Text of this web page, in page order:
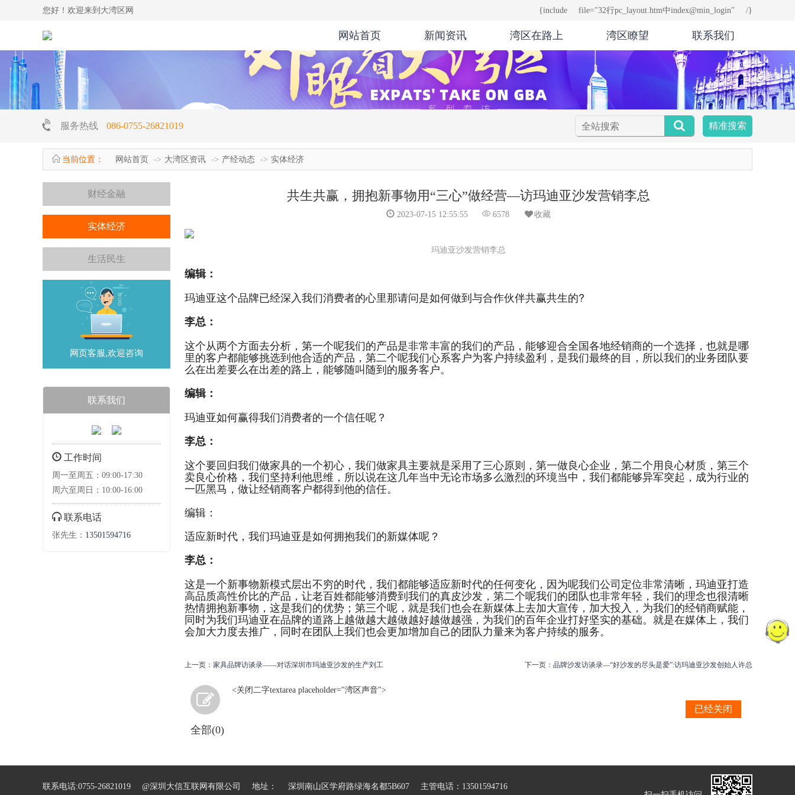
您好！欢迎来到大湾区网 {include file="32行pc_layout.htm中index@min_login" /}
网站首页 新闻资讯 湾区在路上 湾区瞭望 联系我们
服务热线 086-0755-26821019 精准搜索
当前位置： 网站首页 大湾区资讯 产经动态 实体经济
财经金融
实体经济
生活民生
网页客服,欢迎咨询
联系我们
工作时间
周一至周五：09:00-17:30
周六至周日：10:00-16:00
联系电话
张先生： 13501594716
共生共赢，拥抱新事物用“三心”做经营—访玛迪亚沙发营销李总
2023-07-15 12:55:55 6578 收藏
玛迪亚沙发营销李总
编辑：
玛迪亚这个品牌已经深入我们消费者的心里那请问是如何做到与合作伙伴共赢共生的?
李总：
这个从两个方面去分析，第一个呢我们的产品是非常丰富的我们的产品，能够迎合全国各地经销商的一个选择，也就是哪
里的客户都能够挑选到他合适的产品，第二个呢我们心系客户为客户持续盈利，是我们最终的目，所以我们的业务团队要
么在出差要么在出差的路上，能够随叫随到的服务客户。
编辑：
玛迪亚如何赢得我们消费者的一个信任呢？
李总：
这个要回归我们做家具的一个初心，我们做家具主要就是采用了三心原则，第一做良心企业，第二个用良心材质，第三个
卖良心价格，我们坚持利他思维，所以说在这几年当中无论市场多么激烈的环境当中，我们都能够异军突起，成为行业的
一匹黑马，做让经销商客户都得到他的信任。
编辑：
适应新时代，我们玛迪亚是如何拥抱我们的新媒体呢？
李总：
这是一个新事物新模式层出不穷的时代，我们都能够适应新时代的任何变化，因为呢我们公司定位非常清晰，玛迪亚打造
高品质高性价比的产品，让老百姓都能够消费到我们的真皮沙发，第二个呢我们的团队也非常年轻，我们的理念也很清晰
热情拥抱新事物，这是我们的优势；第三个呢，就是我们也会在新媒体上去加大宣传，加大投入，为我们的经销商赋能，
同时为我们玛迪亚在品牌的道路上越做越大越做越好越做越强，为我们的百年企业打好坚实的基础。就是在媒体上，我们
会加大力度去推广，同时在团队上我们也会更加增加自己的团队力量来为客户持续的服务。
上一页： 家具品牌访谈录——对话深圳市玛迪亚沙发的生产刘工 下一页： 品牌沙发访谈录—“好沙发的尽头是爱”:访玛迪亚沙发创始人许总
<关闭二字textarea placeholder="湾区声音">
已经关闭
全部(0)
联系电话:0755-26821019 @深圳大信互联网有限公司 地址： 深圳南山区学府路绿海名都5B607 主管电话：13501594716